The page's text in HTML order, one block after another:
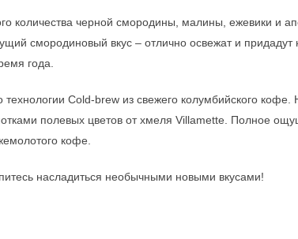
количества черной смородины, малины, ежевики и
смородиновый вкус – отлично освежат и придадут
года.
Cold-brew из свежего колумбийского
полевых цветов от хмеля Villamette. Полное
кофе.
насладиться необычными новыми вкусами!